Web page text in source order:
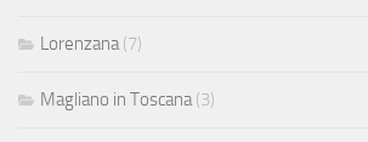
Lorenzana (7)
Magliano in Toscana (3)